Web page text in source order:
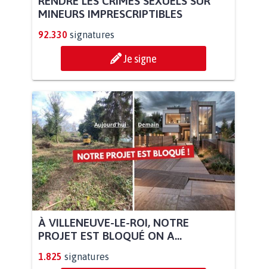
MINEURS IMPRESCRIPTIBLES
92.330 signatures
Je signe
À VILLENEUVE-LE-ROI, NOTRE
PROJET EST BLOQUÉ ON A...
1.825 signatures